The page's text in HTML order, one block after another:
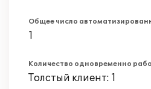
Общее число
1
Количество одновременно
Толстый клиент: 1